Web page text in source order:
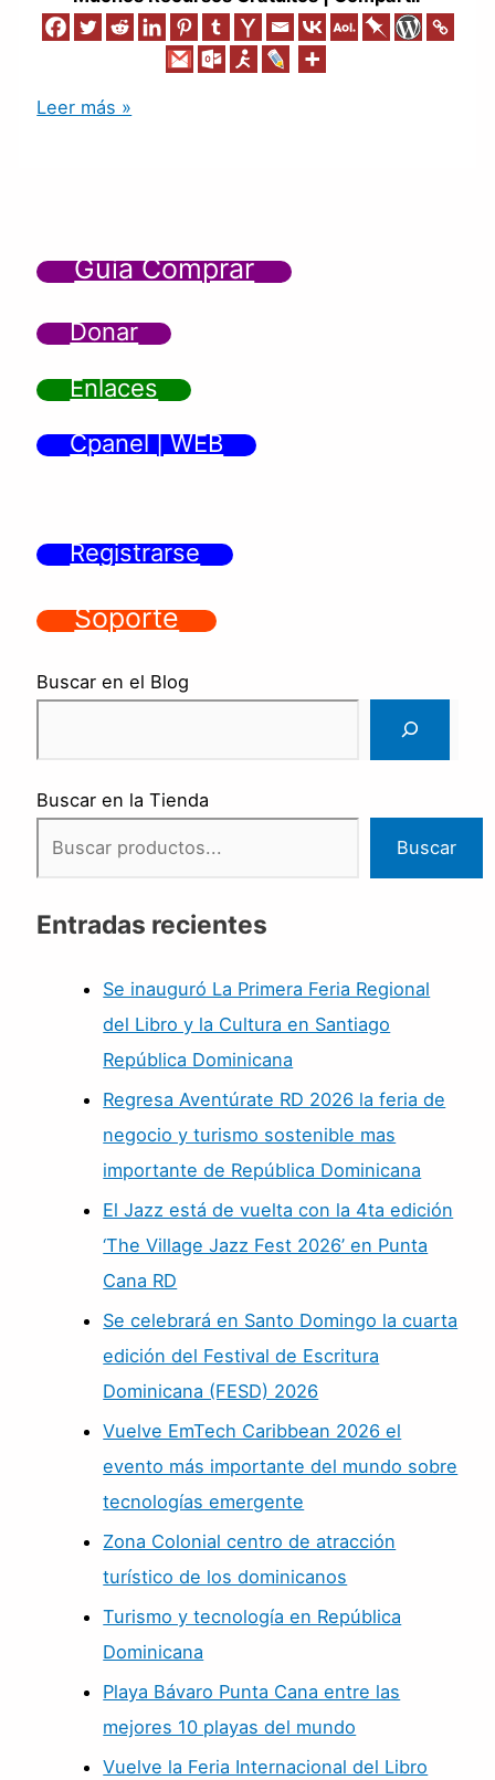
Leer más »
Guía Comprar
Donar
Enlaces
Cpanel | WEB
Registrarse
Soporte
Buscar en el Blog
Buscar en la Tienda
Buscar
Entradas recientes
Se inauguró La Primera Feria Regional
del Libro y la Cultura en Santiago
República Dominicana
Regresa Aventúrate RD 2026 la feria de
negocio y turismo sostenible mas
importante de República Dominicana
El Jazz está de vuelta con la 4ta edición
‘The Village Jazz Fest 2026’ en Punta
Cana RD
Se celebrará en Santo Domingo la cuarta
edición del Festival de Escritura
Dominicana (FESD) 2026
Vuelve EmTech Caribbean 2026 el
evento más importante del mundo sobre
tecnologías emergente
Zona Colonial centro de atracción
turístico de los dominicanos
Turismo y tecnología en República
Dominicana
Playa Bávaro Punta Cana entre las
mejores 10 playas del mundo
Vuelve la Feria Internacional del Libro